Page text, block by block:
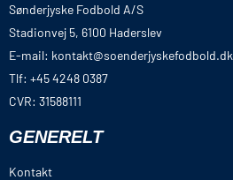
Sønderjyske Fodbold A/S
Stadionvej 5, 6100 Haderslev
E-mail: kontakt@soenderjyskefodbold.dk
Tlf: +45 4248 0387
CVR: 31588111
GENERELT
Kontakt